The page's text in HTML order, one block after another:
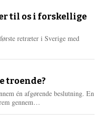
til os i forskellige
retræter i Sverige med
troende?
én afgørende beslutning. En
gennem…